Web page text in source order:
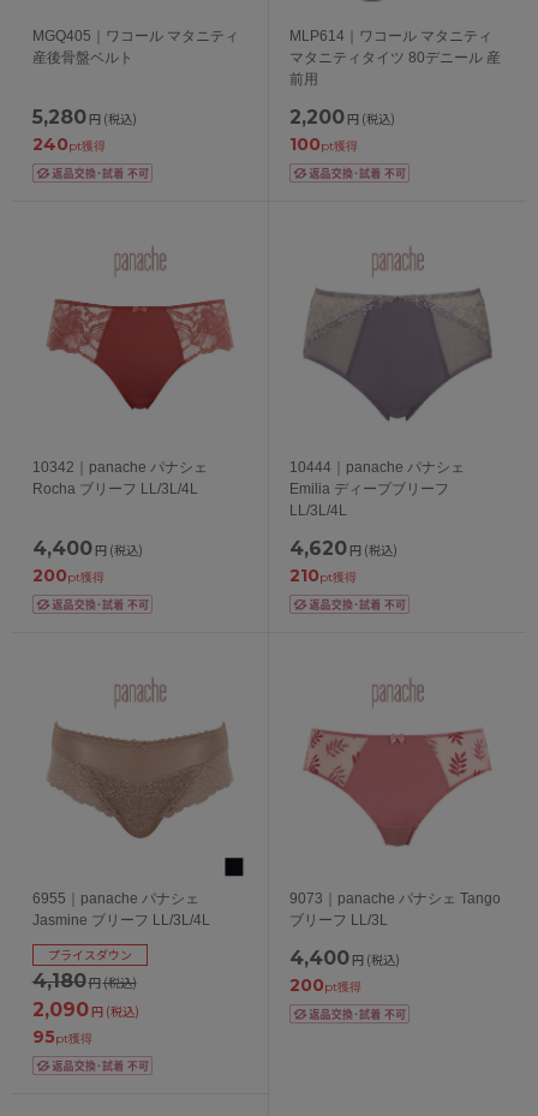
MGQ405｜ワコール マタニティ
産後骨盤ベルト
5,280 円 (税込)
240pt獲得
MLP614｜ワコール マタニティ
マタニティタイツ 80デニール 産
前用
2,200 円 (税込)
100pt獲得
10342｜panache パナシェ
Rocha ブリーフ LL/3L/4L
4,400 円 (税込)
200pt獲得
10444｜panache パナシェ
Emilia ディープブリーフ
LL/3L/4L
4,620 円 (税込)
210pt獲得
6955｜panache パナシェ
Jasmine ブリーフ LL/3L/4L
4,180円(税込)
プライスダウン
2,090円 (税込)
95pt獲得
9073｜panache パナシェ Tango
ブリーフ LL/3L
4,400 円 (税込)
200pt獲得